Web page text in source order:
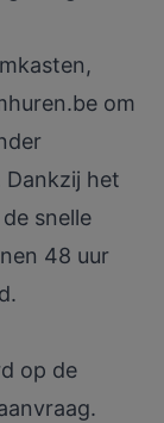
om
het
snelle
48 uur
op de